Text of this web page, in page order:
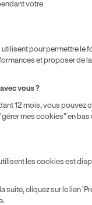
votre
pour permettre le
et proposer de
vous ?
12 mois, vous pouvez
mes cookies" en bas
les cookies est
suite, cliquez sur le lien
consent